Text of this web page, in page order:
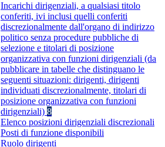
Incarichi dirigenziali, a qualsiasi titolo
conferiti, ivi inclusi quelli conferiti
discrezionalmente dall'organo di indirizzo
politico senza procedure pubbliche di
selezione e titolari di posizione
organizzativa con funzioni dirigenziali (da
pubblicare in tabelle che distinguano le
seguenti situazioni: dirigenti, dirigenti
individuati discrezionalmente, titolari di
posizione organizzativa con funzioni
dirigenziali) 8
Elenco posizioni dirigenziali discrezionali
Posti di funzione disponibili
Ruolo dirigenti